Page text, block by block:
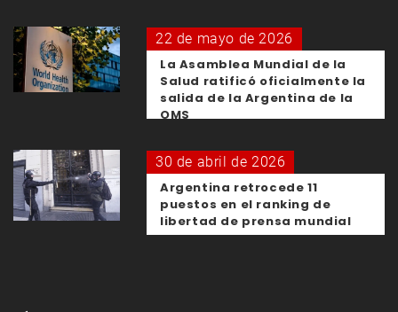
22 de mayo de 2026
La Asamblea Mundial de la
Salud ratificó oficialmente la
salida de la Argentina de la
OMS
30 de abril de 2026
Argentina retrocede 11
puestos en el ranking de
libertad de prensa mundial